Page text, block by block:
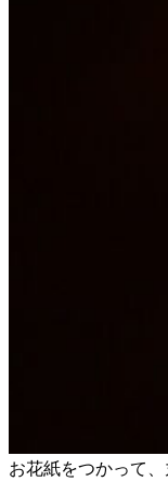
お花紙をつかって